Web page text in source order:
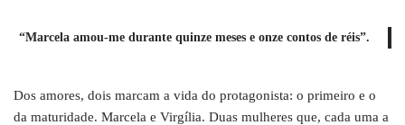
“Marcela amou-me durante quinze meses e onze contos de réis”.
Dos amores, dois marcam a vida do protagonista: o primeiro e o
da maturidade. Marcela e Virgília. Duas mulheres que, cada uma a